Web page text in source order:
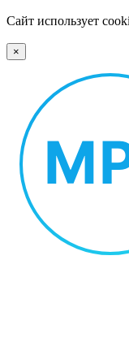
Сайт использует
×